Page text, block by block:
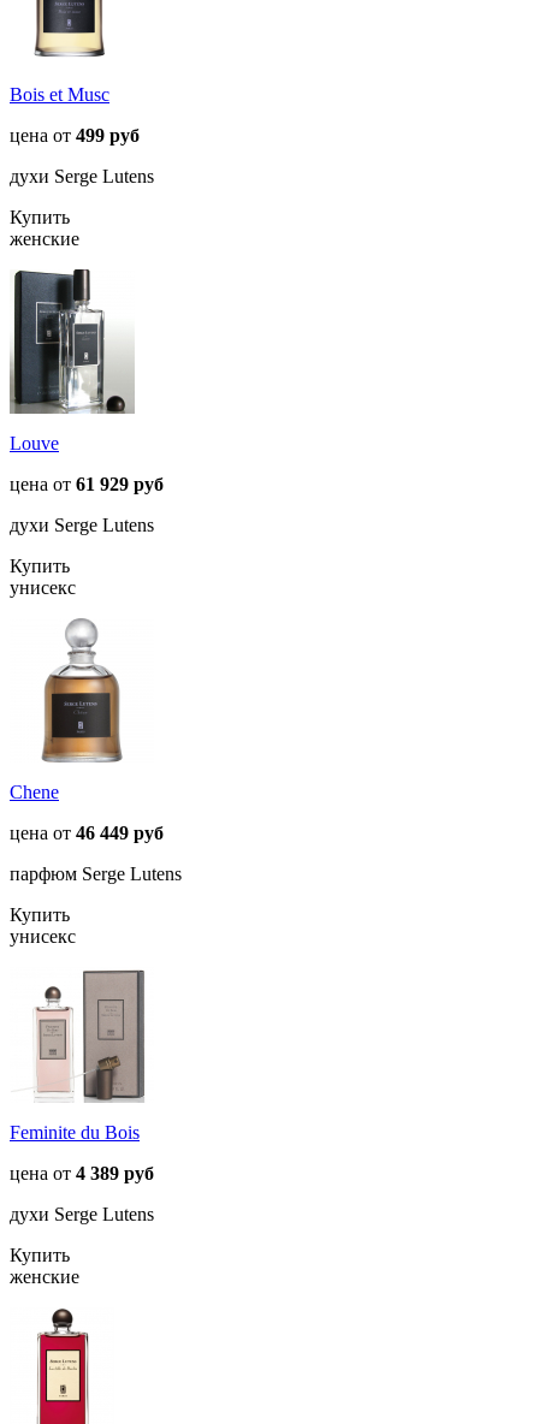
Bois et Musc
цена от 499 руб
духи Serge Lutens
Купить
женские
Louve
цена от 61 929 руб
духи Serge Lutens
Купить
унисекс
Chene
цена от 46 449 руб
парфюм Serge Lutens
Купить
унисекс
Feminite du Bois
цена от 4 389 руб
духи Serge Lutens
Купить
женские